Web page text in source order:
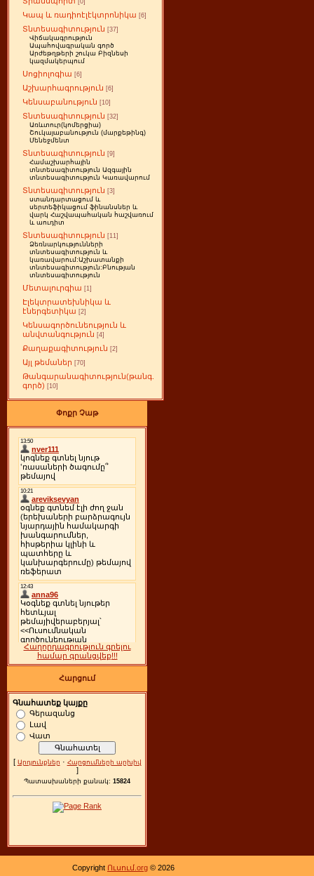
[0]
Կապ և ռադիոէլէկտրոնիկա [6]
Տնտեսագիտություն [37]
Վիճակագրություն
Ապահովագրական գործ
Արժեթղթերի շուկա Բիզնեսի
կազմակերպում
Սոցիոլոգիա [6]
Աշխարհագրություն [6]
Կենսաբանություն [10]
Տնտեսագիտություն [32]
Առևտուր(կոմերցիա)
Շուկայաբանություն (մարքեթինգ)
Մենեջմենտ
Տնտեսագիտություն [9]
Համաշխարհային
տնտեսագիտություն Ազգային
տնտեսագիտություն Կառավարում
Տնտեսագիտություն [3]
ստանդարտացում և
սերտեֆիկացում ֆինանսներ և
վարկ Հաշվապահական հաշվառում
և աուդիտ
Տնտեսագիտություն [11]
Ձեռնարկությունների
տնտեսագիտություն և
կառավարում:Աշխատանքի
տնտեսագիտություն:Բնության
տնտեսագիտություն
Մետալուրգիա [1]
Էլեկտրատեխնիկա և
էներգետիկա [2]
Կենսագործունեություն և
անվտանգություն [4]
Քաղաքագիտություն [2]
Այլ թեմաներ [70]
Թանգարանագիտություն(թանգ.
գործ) [10]
Փոքր Չաթ
Հաղորդագրություն գրելու
համար գրանցվեք!!!
Հարցում
Գնահատեք կայքը
Գերազանց
Լավ
Վատ
[ Արդյունքներ · Հարցումների արխիվ
]
Պատասխաների քանակ: 15824
Copyright Ուսում.org © 2026